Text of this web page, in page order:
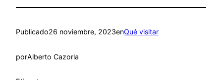
Publicado26 noviembre, 2023enQué visitar
porAlberto Cazorla